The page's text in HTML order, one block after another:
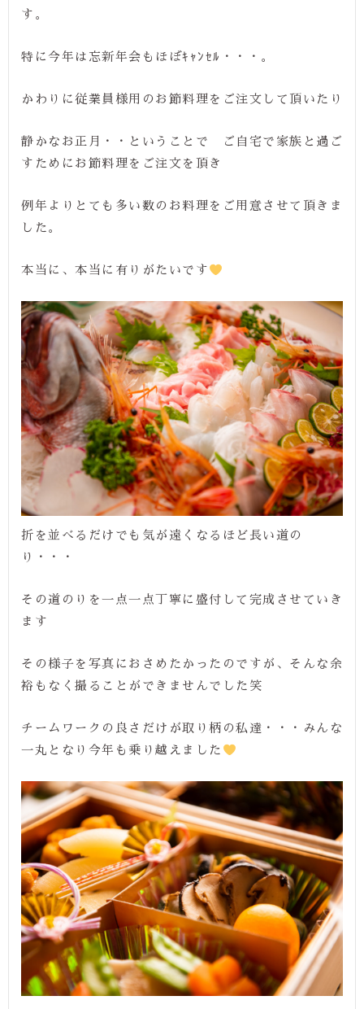
す。
特に今年は忘新年会もほぼｷｬﾝｾﾙ・・・。
かわりに従業員様用のお節料理をご注文して頂いたり
静かなお正月・・ということで ご自宅で家族と過ご
すためにお節料理をご注文を頂き
例年よりとても多い数のお料理をご用意させて頂きま
した。
本当に、本当に有りがたいです
折を並べるだけでも気が遠くなるほど長い道の
り・・・
その道のりを一点一点丁寧に盛付して完成させていき
ます
その様子を写真におさめたかったのですが、そんな余
裕もなく撮ることができませんでした笑
チームワークの良さだけが取り柄の私達・・・みんな
一丸となり今年も乗り越えました